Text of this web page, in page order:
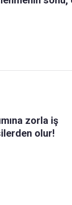
zorla iş
olur!